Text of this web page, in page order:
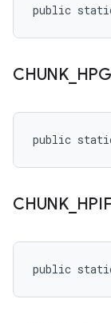
public static
CHUNK_
public static
CHUNK_ HPIF
public